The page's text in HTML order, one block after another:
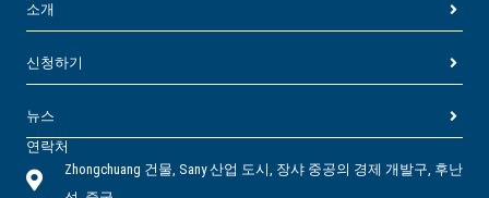
소개
신청하기
뉴스
연락처
Zhongchuang 건물, Sany 산업 도시, 장샤 중공의 경제 개발구, 후난